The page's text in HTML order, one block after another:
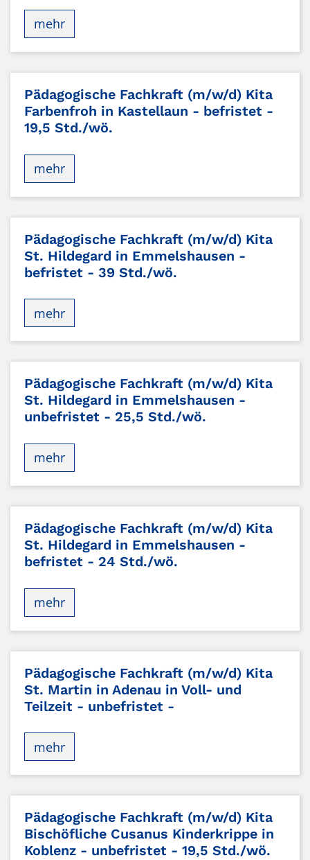
mehr
Pädagogische Fachkraft (m/w/d) Kita
Farbenfroh in Kastellaun - befristet -
19,5 Std./wö.
mehr
Pädagogische Fachkraft (m/w/d) Kita
St. Hildegard in Emmelshausen -
befristet - 39 Std./wö.
mehr
Pädagogische Fachkraft (m/w/d) Kita
St. Hildegard in Emmelshausen -
unbefristet - 25,5 Std./wö.
mehr
Pädagogische Fachkraft (m/w/d) Kita
St. Hildegard in Emmelshausen -
befristet - 24 Std./wö.
mehr
Pädagogische Fachkraft (m/w/d) Kita
St. Martin in Adenau in Voll- und
Teilzeit - unbefristet -
mehr
Pädagogische Fachkraft (m/w/d) Kita
Bischöfliche Cusanus Kinderkrippe in
Koblenz - unbefristet - 19,5 Std./wö.